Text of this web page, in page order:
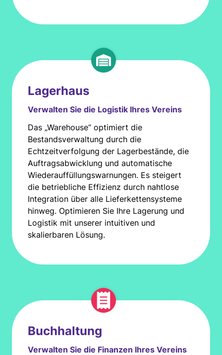
Lagerhaus
Verwalten Sie die Logistik Ihres Vereins
Das „Warehouse“ optimiert die
Bestandsverwaltung durch die
Echtzeitverfolgung der Lagerbestände, die
Auftragsabwicklung und automatische
Wiederauffüllungswarnungen. Es steigert
die betriebliche Effizienz durch nahtlose
Integration über alle Lieferkettensysteme
hinweg. Optimieren Sie Ihre Lagerung und
Logistik mit unserer intuitiven und
skalierbaren Lösung.
Buchhaltung
Verwalten Sie die Finanzen Ihres Vereins